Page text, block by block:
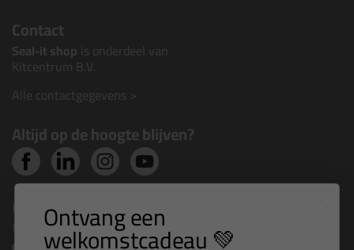
Contact
Seal-it shop is onderdeel van
Kitcentrum B.V.
Alle contactgegevens >
Altijd op de hoogte blijven?
Nieuws, tips en exclusieve deals rechtstreeks in je
inbox Ontvang een
welkomstcadeau 💚